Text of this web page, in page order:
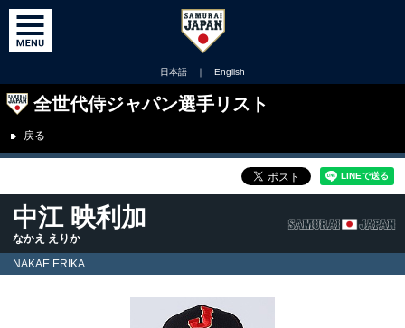
日本語 ｜ English
全世代侍ジャパン選手リスト
戻る
中江 映利加
なかえ えりか
NAKAE ERIKA